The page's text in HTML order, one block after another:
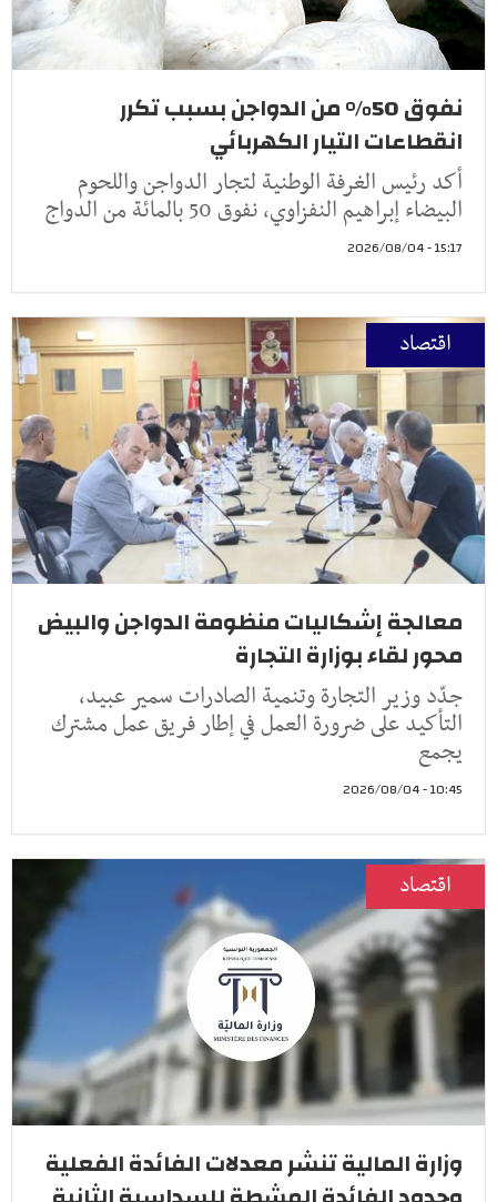
نفوق 50% من الدواجن بسبب تكرر
انقطاعات التيار الكهربائي
أكد رئيس الغرفة الوطنية لتجار الدواجن واللحوم
البيضاء إبراهيم النفزاوي، نفوق 50 بالمائة من الدواج
15:17 - 2026/08/04
اقتصاد
معالجة إشكاليات منظومة الدواجن والبيض
محور لقاء بوزارة التجارة
جدّد وزير التجارة وتنمية الصادرات سمير عبيد،
التأكيد على ضرورة العمل في إطار فريق عمل مشترك
يجمع
10:45 - 2026/08/04
اقتصاد
وزارة المالية تنشر معدلات الفائدة الفعلية